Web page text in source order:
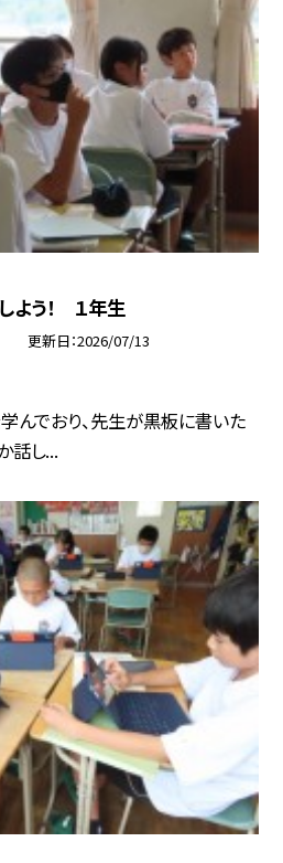
う！ １年生
更新日 2026/07/13
んでおり、先生が黒板に書いた
話し...